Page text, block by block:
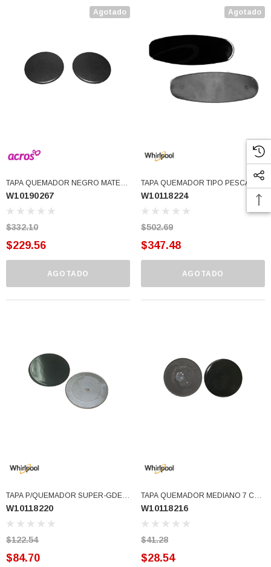
Agotado
TAPA QUEMADOR NEGRO MATE
(W10190267)
W10190267
$332.10
$229.56
AGOTADO
Agotado
TAPA QUEMADOR TIPO PESCADO
(W10118224)
W10118224
$502.69
$347.48
AGOTADO
TAPA P/QUEMADOR SUPER-GDE
SW10118220 (W10118220)
W10118220
$122.54
$84.70
TAPA QUEMADOR MEDIANO 7 CM
W10132045 SW10118216
(W10118216)
W10118216
$41.28
$28.54